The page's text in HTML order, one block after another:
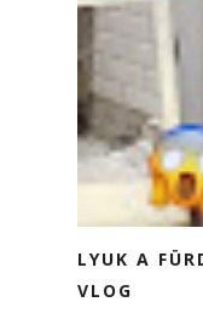
LYUK A
VLOG